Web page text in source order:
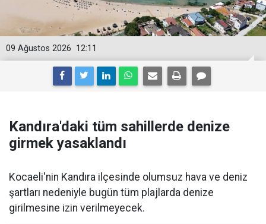
12:11
09 Ağustos 2026
Kandıra'daki tüm sahillerde denize
girmek yasaklandı
Kocaeli'nin Kandıra ilçesinde olumsuz hava ve deniz
şartları nedeniyle bugün tüm plajlarda denize
girilmesine izin verilmeyecek.